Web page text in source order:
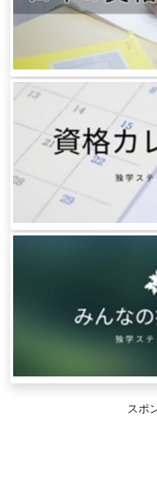
スポ